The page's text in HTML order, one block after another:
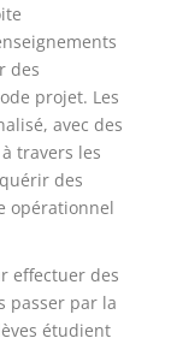
des
projet. Les
avec des
travers les
des
opérationnel
effectuer des
passer par la
étudient